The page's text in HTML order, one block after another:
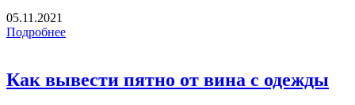
05.11.2021
Подробнее
Как вывести пятно от вина с одежды